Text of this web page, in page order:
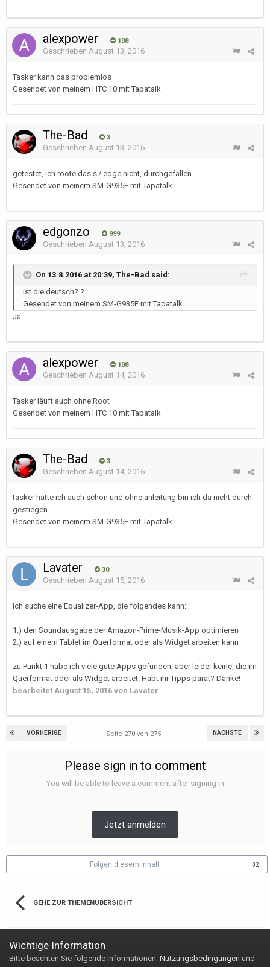
alexpower 108
Geschrieben August 13, 2016
Tasker kann das problemlos
Gesendet von meinem HTC 10 mit Tapatalk
The-Bad 3
Geschrieben August 13, 2016
getestet, ich roote das s7 edge nicht, durchgefallen
Gesendet von meinem SM-G935F mit Tapatalk
edgonzo 999
Geschrieben August 13, 2016
On 13.8.2016 at 20:39, The-Bad said:
ist die deutsch? ?
Gesendet von meinem SM-G935F mit Tapatalk
Ja
alexpower 108
Geschrieben August 14, 2016
Tasker läuft auch ohne Root
Gesendet von meinem HTC 10 mit Tapatalk
The-Bad 3
Geschrieben August 14, 2016
tasker hatte ich auch schon und ohne anleitung bin ich da nicht durch
gestiegen
Gesendet von meinem SM-G935F mit Tapatalk
Lavater 30
Geschrieben August 15, 2016
Ich suche eine Equalizer-App, die folgendes kann:
1.) den Soundausgabe der Amazon-Prime-Musik-App optimieren
2.) auf einem Tablet im Querformat oder als Widget arbeiten kann
zu Punkt 1 habe ich viele gute Apps gefunden, aber leider keine, die im
Querformat oder als Widget arbeitet. Habt ihr Tipps parat? Danke!
bearbeitet August 15, 2016 von Lavater
VORHERIGE NÄCHSTE
Seite 270 von 275
Please sign in to comment
You will be able to leave a comment after signing in
Jetzt anmelden
Folgen diesem Inhalt 32
GEHE ZUR THEMENÜBERSICHT
Impressum & Datenschutzerklärung Kontakt
Wichtige Information
Bitte beachten Sie folgende Informationen: Nutzungsbedingungen und